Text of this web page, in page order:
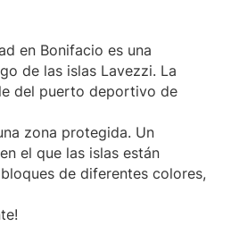
en Bonifacio es una
de las islas Lavezzi. La
del puerto deportivo de
zona protegida. Un
el que las islas están
de diferentes colores,